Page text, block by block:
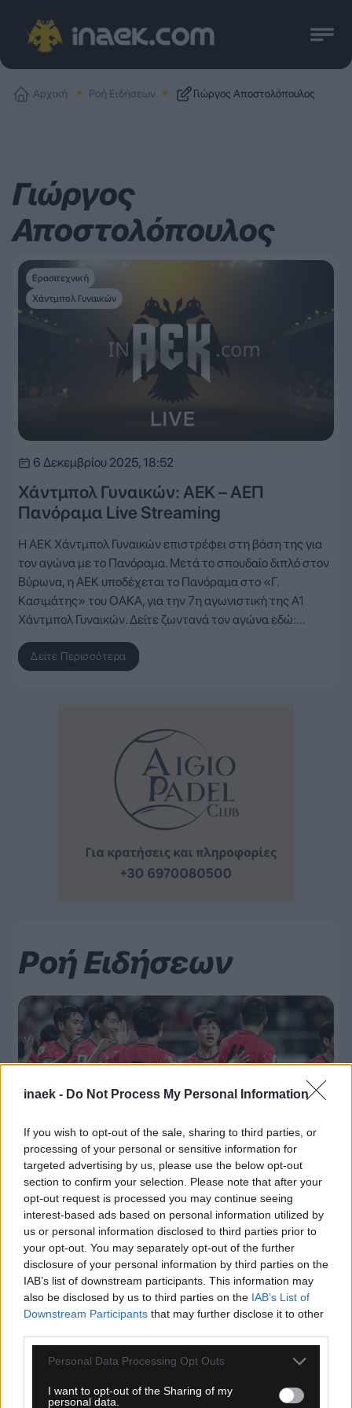
inaek - Do Not Process My Personal Information
If you wish to opt-out of the sale, sharing to third parties, or
processing of your personal or sensitive information for
targeted advertising by us, please use the below opt-out
section to confirm your selection. Please note that after your
opt-out request is processed you may continue seeing
interest-based ads based on personal information utilized by
us or personal information disclosed to third parties prior to
your opt-out. You may separately opt-out of the further
disclosure of your personal information by third parties on the
IAB’s list of downstream participants. This information may
also be disclosed by us to third parties on the IAB’s List of
Downstream Participants that may further disclose it to other
Please note that this website/app uses one or more Google
not limited to your visit or usage behaviour. You may click to
Personal Data Processing Opt Outs
I want to opt-out of the Sharing of my
personal data.
Αρχική Ροή Ειδήσεων Γιώργος Αποστολόπουλος
Γιώργος
Αποστολόπουλος
Ερασιτεχνική
Χάντμπολ Γυναικών
6 Δεκεμβρίου 2025, 18:52
Χάντμπολ Γυναικών: ΑΕΚ – ΑΕΠ
Πανόραμα Live Streaming
Η ΑΕΚ Χάντμπολ Γυναικών επιστρέφει στη βάση της για
τον αγώνα με το Πανόραμα. Μετά το σπουδαίο διπλό στον
Βύρωνα, η ΑΕΚ υποδέχεται το Πανόραμα στο «Γ.
Κασιμάτης» του ΟΑΚΑ, για την 7η αγωνιστική της Α1
Χάντμπολ Γυναικών. Δείτε ζωντανά τον αγώνα εδώ:…
Δείτε Περισσότερα
Ροή Ειδήσεων
09.08.2026, 17:50
KFA: Συγγνώμη μετά τις καταγγελίες για
«σεξουαλικές υπηρεσίες» σε ξένους διαιτητές